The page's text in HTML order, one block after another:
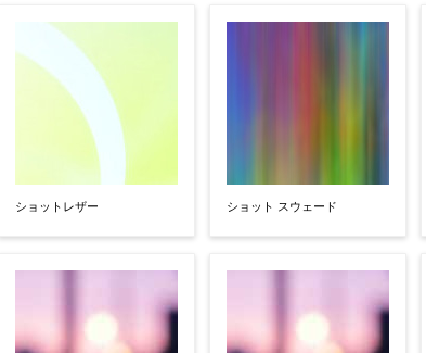
ショットレザー ショット スウェード